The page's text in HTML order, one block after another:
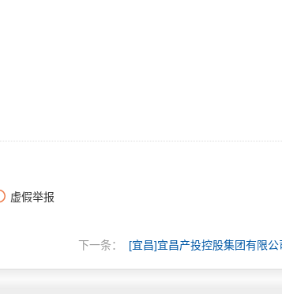
虚假举报
下一条： [宜昌]宜昌产投控股集团有限公